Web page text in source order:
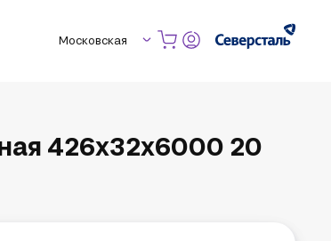
Московская
426х32х6000 20